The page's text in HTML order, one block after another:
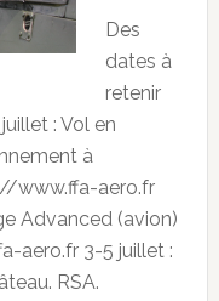
Des
dates à
retenir
: Vol en
à
www.ffa-aero.fr
Advanced (avion)
aero.fr 3-5 juillet :
RSA.